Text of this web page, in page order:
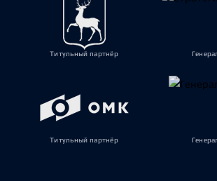
Титульный партнёр
Титульный партнёр